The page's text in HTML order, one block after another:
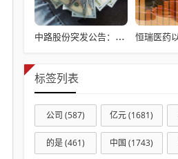
中路股份突发公告：子公司仲裁追讨4000万专利费，业绩亏损雪上加霜！
标签列表
公司 (587) 亿元(1681)
的是(461) 中国 (1743)